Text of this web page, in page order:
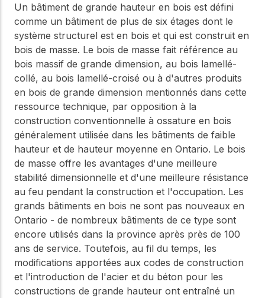
Développez votre
expertise grâce à des
cours en ligne, des
ateliers et des
formations sur la
construction en bois,
les normes et les
meilleures pratiques.
Réseau
d'innovation
dans le domaine
du bois
Connectez-vous avec
des professionnels et
explorez des idées de
pointe qui stimulent
l'innovation dans la
construction en bois et
la durabilité.
équipe multidisciplinaire.
Boiseries
Explorez le programme
WoodWorks et
connectez-vous pour
obtenir du support
technique, des conseils
d'experts et accéder à
des ressources pratiques
Un bâtiment de grande hauteur en bois est défini
comme un bâtiment de plus de six étages dont le
système structurel est en bois et qui est construit en
bois de masse. Le bois de masse fait référence au
bois massif de grande dimension, au bois lamellé-
collé, au bois lamellé-croisé ou à d'autres produits
en bois de grande dimension mentionnés dans cette
ressource technique, par opposition à la
construction conventionnelle à ossature en bois
généralement utilisée dans les bâtiments de faible
hauteur et de hauteur moyenne en Ontario. Le bois
de masse offre les avantages d'une meilleure
stabilité dimensionnelle et d'une meilleure résistance
au feu pendant la construction et l'occupation. Les
grands bâtiments en bois ne sont pas nouveaux en
Ontario - de nombreux bâtiments de ce type sont
encore utilisés dans la province après près de 100
ans de service. Toutefois, au fil du temps, les
modifications apportées aux codes de construction
et l'introduction de l'acier et du béton pour les
constructions de grande hauteur ont entraîné un